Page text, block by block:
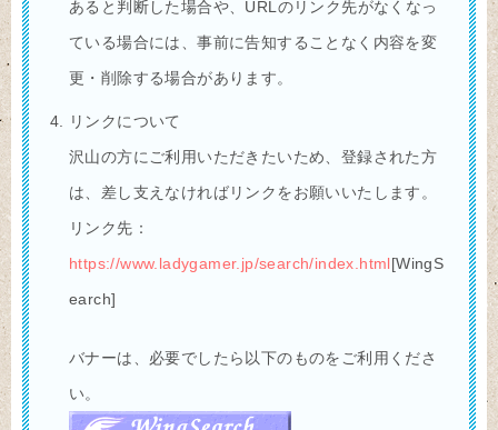
あると判断した場合や、URLのリンク先がなくなっ
ている場合には、事前に告知することなく内容を変
更・削除する場合があります。
リンクについて
沢山の方にご利用いただきたいため、登録された方
は、差し支えなければリンクをお願いいたします。
リンク先：
https://www.ladygamer.jp/search/index.html[WingS
earch]
バナーは、必要でしたら以下のものをご利用くださ
い。